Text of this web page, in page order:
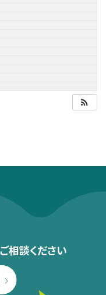
ご相談ください